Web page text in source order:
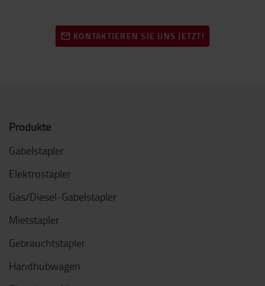
KONTAKTIEREN SIE UNS JETZT!
Produkte
Gabelstapler
Elektrostapler
Gas/Diesel-Gabelstapler
Mietstapler
Gebrauchtstapler
Handhubwagen